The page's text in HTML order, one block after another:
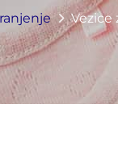
Vezice